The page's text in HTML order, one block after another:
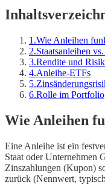
1 .Wie Anleihen
2.Staatsanleihen
3.Rendite und
4.Anleihe-ETFs
5.
6.Rolle im Portfolio
Wie Anleihen
Eine Anleihe ist ein
Staat oder Unternehmen
Zinszahlungen (Kupon)
zurück (Nennwert,